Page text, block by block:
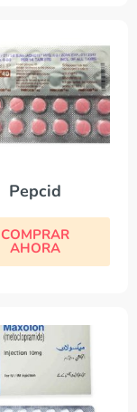
Pepcid
COMPRAR
AHORA